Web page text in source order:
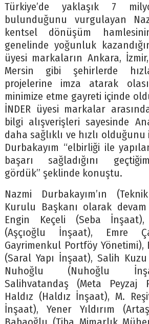
Türkiye’de yaklaşık 7
bulunduğunu vurgulayan
kentsel dönüşüm
genelinde yoğunluk
üyesi markaların Ankara,
Mersin gibi şehirlerde
projelerine imza atarak
minimize etme gayreti içinde
İNDER üyesi markalar
bilgi alışverişleri sayesinde
daha sağlıklı ve hızlı
Durbakayım “elbirliği ile
başarı sağladığını
gördük” şeklinde konuştu.
Nazmi Durbakayım’ın
Kurulu Başkanı olarak devam
Engin Keçeli (Seba
(Aşçıoğlu İnşaat), Emre
Gayrimenkul Portföy Yönetimi),
(Saral Yapı İnşaat), Salih
Nuhoğlu (Nuhoğlu
Salihvatandaş (Meta Peyzaj
Haldız (Haldız İnşaat), M.
İnşaat), Yener Yıldırım